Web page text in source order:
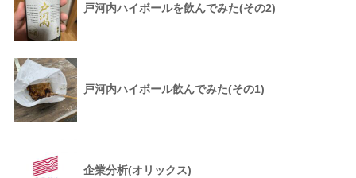
戸河内ハイボールを飲んでみた(その2)
戸河内ハイボール飲んでみた(その1)
企業分析(オリックス)